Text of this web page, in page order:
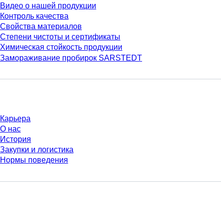
Видео о нашей продукции
Контроль качества
Свойства материалов
Степени чистоты и сертификаты
Химическая стойкость продукции
Замораживание пробирок SARSTEDT
Карьера
О нас
История
Закупки и логистика
Нормы поведения